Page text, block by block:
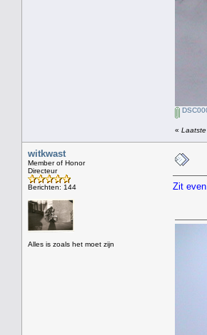
«
witkwast
Member of Honor
Directeur
Berichten: 144
Alles is zoals het moet zijn
Zit